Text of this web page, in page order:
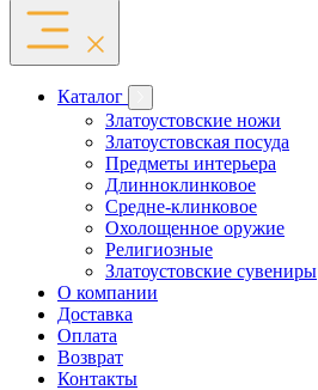
Каталог
Златоустовские ножи
Златоустовская посуда
Предметы интерьера
Длинноклинковое
Средне-клинковое
Охолощенное оружие
Религиозные
Златоустовские сувениры
О компании
Доставка
Оплата
Возврат
Контакты